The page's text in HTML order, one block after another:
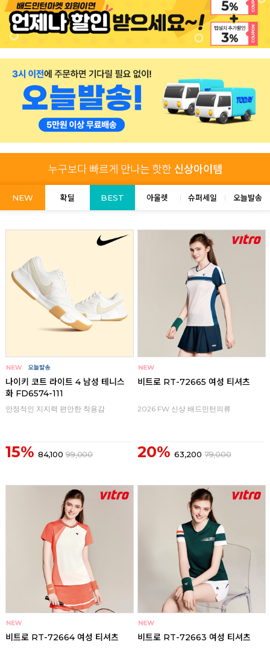
NEW 확딜 BEST 아울렛 슈퍼세일 오늘발송
나이키 코트 라이트 4 남성 테니스
화 FD6574-111
안정적인 지지력 편안한 착용감
15% 84,100 99,000
비트로 RT-72665 여성 티셔츠
2026 FW 신상 배드민턴의류
20% 63,200 79,000
비트로 RT-72664 여성 티셔츠 비트로 RT-72663 여성 티셔츠